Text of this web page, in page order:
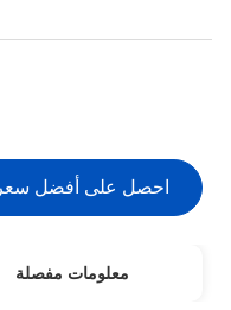
احصل على أفضل سعر
معلومات مفصلة